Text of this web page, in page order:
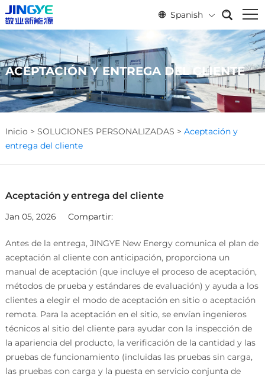
Spanish
ACEPTACIÓN Y ENTREGA DEL CLIENTE
Inicio > SOLUCIONES PERSONALIZADAS > Aceptación y
entrega del cliente
Aceptación y entrega del cliente
Jan 05, 2026 Compartir:
Antes de la entrega, JINGYE New Energy comunica el plan de
aceptación al cliente con anticipación, proporciona un
manual de aceptación (que incluye el proceso de aceptación,
métodos de prueba y estándares de evaluación) y ayuda a los
clientes a elegir el modo de aceptación en sitio o aceptación
remota. Para la aceptación en el sitio, se envían ingenieros
técnicos al sitio del cliente para ayudar con la inspección de
la apariencia del producto, la verificación de la cantidad y las
pruebas de funcionamiento (incluidas las pruebas sin carga,
las pruebas con carga y la puesta en servicio conjunta de